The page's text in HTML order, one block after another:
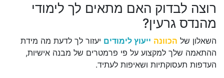
רוצה לבדוק האם מתאים לך לימודי
מהנדס גרעין?
השאלון של הכוונה ייעוץ לימודים יעזור לך לדעת מה מידת
ההתאמה שלך למקצוע על פי פרמטרים של מבנה אישיות,
העדפות תעסוקתיות ושאיפות לעתיד.